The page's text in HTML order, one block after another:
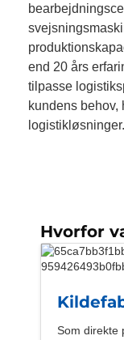
end 20 års
tilpasse
kundens
logistikløsninger.
Hvorfor
Som direkte